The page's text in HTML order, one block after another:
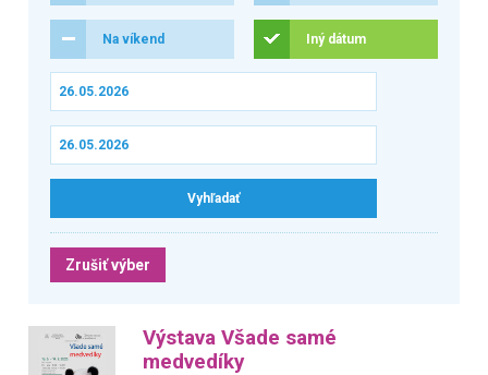
Na víkend Iný dátum
Zrušiť výber
Výstava Všade samé
medvedíky